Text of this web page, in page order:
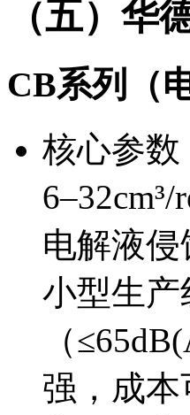
（五）华
CB系列（
核心参数
电解液
小型生产
（
强，成